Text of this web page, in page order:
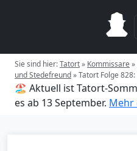
Sie sind hier:Tatort» Kommissare»
und Stedefreund»Tatort Folge
🏖️ Aktuell ist Tatort-
es ab 13 September.